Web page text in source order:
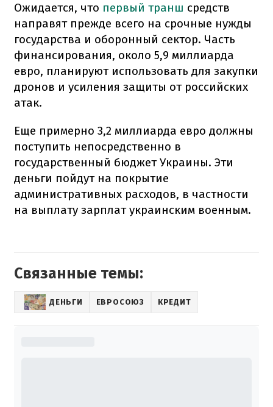
Ожидается, что первый транш средств
направят прежде всего на срочные нужды
государства и оборонный сектор. Часть
финансирования, около 5,9 миллиарда
евро, планируют использовать для закупки
дронов и усиления защиты от российских
атак.
Еще примерно 3,2 миллиарда евро должны
поступить непосредственно в
государственный бюджет Украины. Эти
деньги пойдут на покрытие
административных расходов, в частности
на выплату зарплат украинским военным.
Связанные темы:
ДЕНЬГИ ЕВРОСОЮЗ КРЕДИТ